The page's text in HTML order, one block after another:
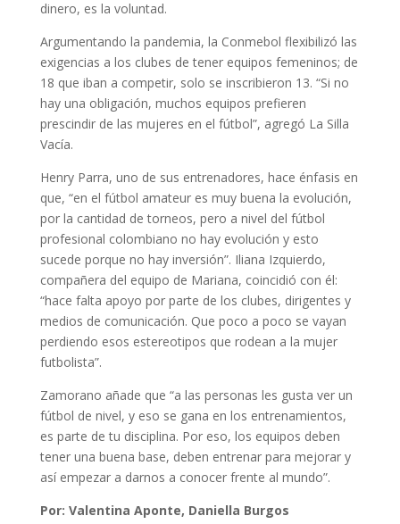
dinero, es la voluntad.
Argumentando la pandemia, la Conmebol flexibilizó las
exigencias a los clubes de tener equipos femeninos; de
18 que iban a competir, solo se inscribieron 13. “Si no
hay una obligación, muchos equipos prefieren
prescindir de las mujeres en el fútbol”, agregó La Silla
Vacía.
Henry Parra, uno de sus entrenadores, hace énfasis en
que, “en el fútbol amateur es muy buena la evolución,
por la cantidad de torneos, pero a nivel del fútbol
profesional colombiano no hay evolución y esto
sucede porque no hay inversión”. Iliana Izquierdo,
compañera del equipo de Mariana, coincidió con él:
“hace falta apoyo por parte de los clubes, dirigentes y
medios de comunicación. Que poco a poco se vayan
perdiendo esos estereotipos que rodean a la mujer
futbolista”.
Zamorano añade que “a las personas les gusta ver un
fútbol de nivel, y eso se gana en los entrenamientos,
es parte de tu disciplina. Por eso, los equipos deben
tener una buena base, deben entrenar para mejorar y
así empezar a darnos a conocer frente al mundo”.
Por: Valentina Aponte, Daniella Burgos